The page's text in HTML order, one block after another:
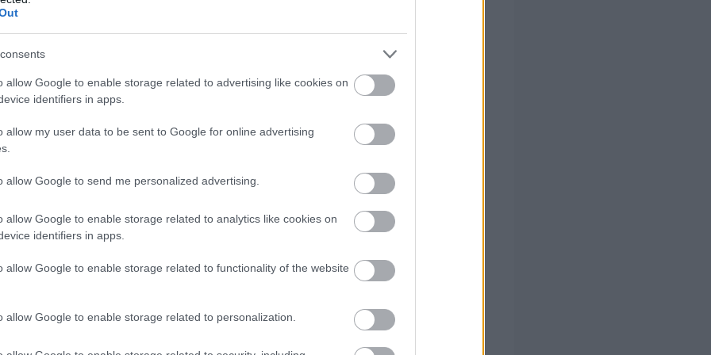
allow Google to enable storage related to advertising like cookies on
identifiers in apps.
allow my user data to be sent to Google for online advertising
allow Google to send me personalized advertising.
allow Google to enable storage related to analytics like cookies on
identifiers in apps.
allow Google to enable storage related to functionality of the website
allow Google to enable storage related to personalization.
μέσω
, γεγονός που περιόριζε την ηλεκτρονική προβολή
πλατφορμών
και πώλησης, μειώνοντας τις επιλογές των λιανοπωλητών αλλά
σοβαρές παραβάσεις
ως«hardcore restrictions»βάσει του ευρωπαϊκού κανονιστικού